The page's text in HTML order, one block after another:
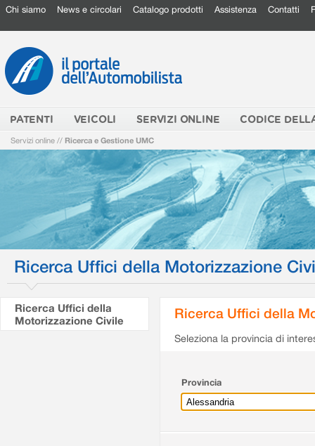
Chi siamo News e circolari Catalogo prodotti Assistenza Contatti
PATENTI VEICOLI SERVIZI ONLINE CODICE
Servizi online // Ricerca e Gestione UMC
Ricerca Uffici della Motorizzazione
Ricerca Uffici della
Motorizzazione Civile
Ricerca Uffici della
Seleziona la provincia di
Provincia